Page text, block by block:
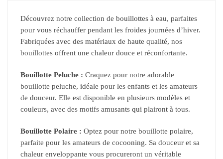
Découvrez notre collection de bouillottes à eau, parfaites
pour vous réchauffer pendant les froides journées d’hiver.
Fabriquées avec des matériaux de haute qualité, nos
bouillottes offrent une chaleur douce et réconfortante.
Bouillotte Peluche : Craquez pour notre adorable
bouillotte peluche, idéale pour les enfants et les amateurs
de douceur. Elle est disponible en plusieurs modèles et
couleurs, avec des motifs amusants qui plairont à tous.
Bouillotte Polaire : Optez pour notre bouillotte polaire,
parfaite pour les amateurs de cocooning. Sa douceur et sa
chaleur enveloppante vous procureront un véritable